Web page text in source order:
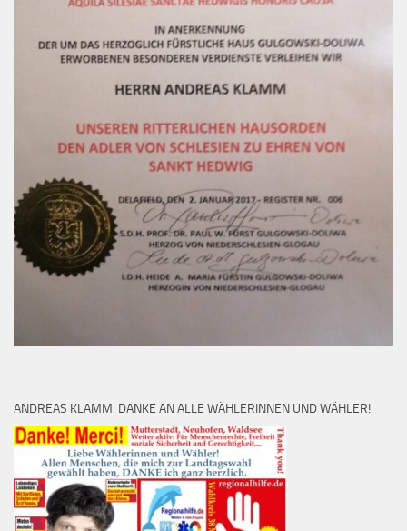
ANDREAS KLAMM: DANKE AN ALLE WÄHLERINNEN UND WÄHLER!